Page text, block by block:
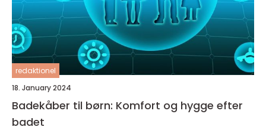
redaktionel
18. January 2024
Badekåber til børn: Komfort og hygge efter
badet